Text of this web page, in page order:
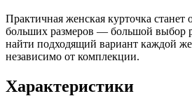
Практичная женская курточка
больших размеров — большой выбор
найти подходящий вариант каждой
независимо от комплекции.
Характеристики